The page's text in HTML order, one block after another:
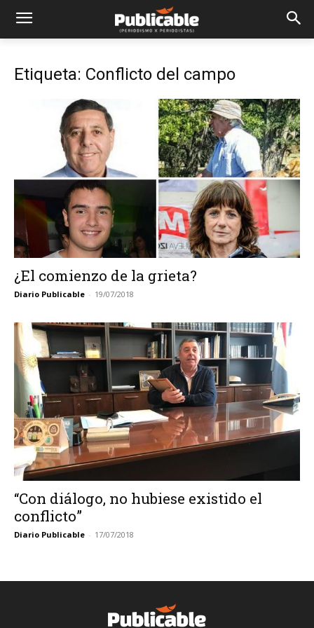
Etiqueta: Conflicto del campo
¿El comienzo de la grieta?
Diario Publicable - 19/07/2018
“Con diálogo, no hubiese existido el
conflicto”
Diario Publicable - 17/07/2018